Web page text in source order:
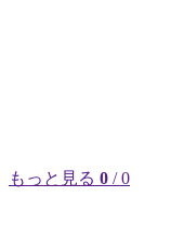
もっと見る 0 / 0